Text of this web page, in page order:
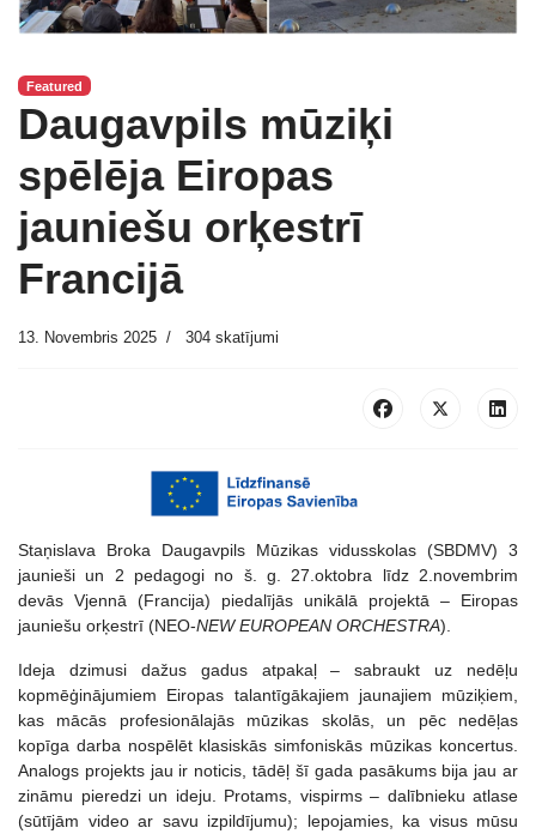
Featured
Daugavpils mūziķi
spēlēja Eiropas
jauniešu orķestrī
Francijā
13. Novembris 2025 304 skatījumi
Staņislava Broka Daugavpils Mūzikas vidusskolas (SBDMV) 3
jaunieši un 2 pedagogi no š. g. 27.oktobra līdz 2.novembrim
devās Vjennā (Francija) piedalījās unikālā projektā – Eiropas
jauniešu orķestrī (NEO-NEW EUROPEAN ORCHESTRA).
Ideja dzimusi dažus gadus atpakaļ – sabraukt uz nedēļu
kopmēģinājumiem Eiropas talantīgākajiem jaunajiem mūziķiem,
kas mācās profesionālajās mūzikas skolās, un pēc nedēļas
kopīga darba nospēlēt klasiskās simfoniskās mūzikas koncertus.
Analogs projekts jau ir noticis, tādēļ šī gada pasākums bija jau ar
zināmu pieredzi un ideju. Protams, vispirms – dalībnieku atlase
(sūtījām video ar savu izpildījumu); lepojamies, ka visus mūsu